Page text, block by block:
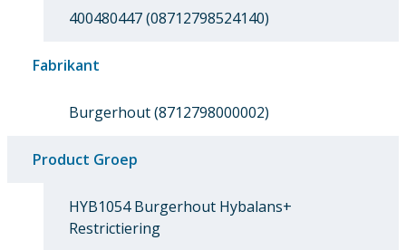
400480447 (08712798524140)
Fabrikant
Burgerhout (8712798000002)
Product Groep
HYB1054 Burgerhout Hybalans+
Restrictiering